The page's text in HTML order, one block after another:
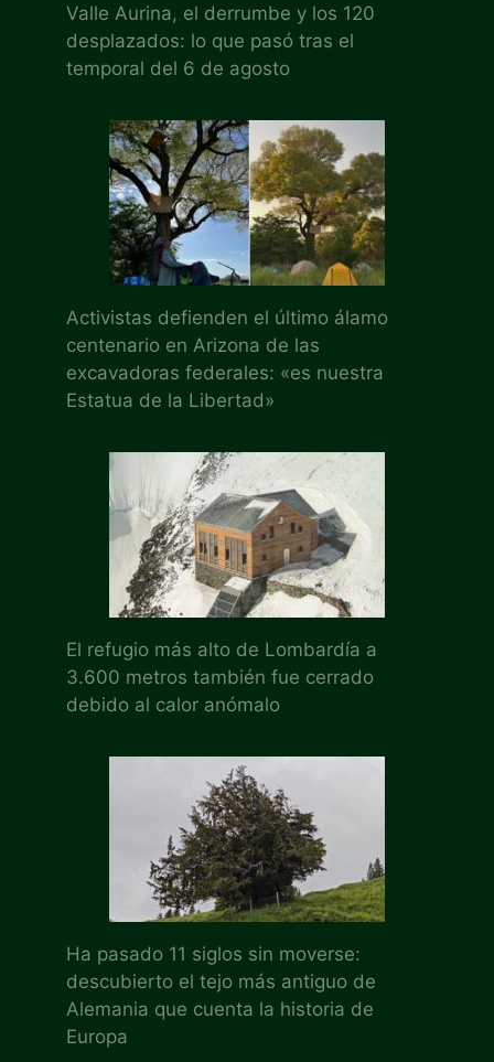
Valle Aurina, el derrumbe y los 120
desplazados: lo que pasó tras el
temporal del 6 de agosto
Activistas defienden el último álamo
centenario en Arizona de las
excavadoras federales: «es nuestra
Estatua de la Libertad»
El refugio más alto de Lombardía a
3.600 metros también fue cerrado
debido al calor anómalo
Ha pasado 11 siglos sin moverse:
descubierto el tejo más antiguo de
Alemania que cuenta la historia de
Europa